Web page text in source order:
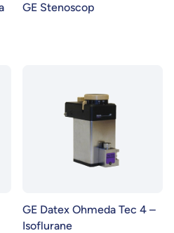
GE Stenoscop
GE Datex Ohmeda Tec 4 –
Isoflurane